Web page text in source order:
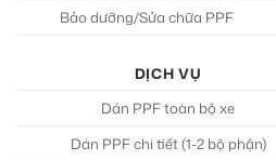
Bảo dưỡng/Sửa chữa PPF
DỊCH VỤ
Dán PPF toàn bộ xe
Dán PPF chi tiết (1-2 bộ phận)